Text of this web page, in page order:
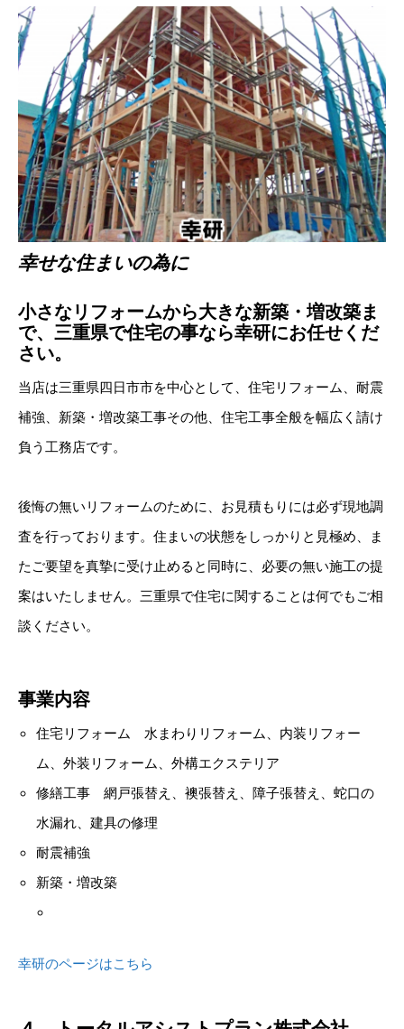
幸せな住まいの為に
小さなリフォームから大きな新築・増改築ま
で、三重県で住宅の事なら幸研にお任せくだ
さい。
当店は三重県四日市市を中心として、住宅リフォーム、耐震
補強、新築・増改築工事その他、住宅工事全般を幅広く請け
負う工務店です。
後悔の無いリフォームのために、お見積もりには必ず現地調
査を行っております。住まいの状態をしっかりと見極め、ま
たご要望を真摯に受け止めると同時に、必要の無い施工の提
案はいたしません。三重県で住宅に関することは何でもご相
談ください。
事業内容
住宅リフォーム 水まわりリフォーム、内装リフォー
ム、外装リフォーム、外構エクステリア
修繕工事 網戸張替え、襖張替え、障子張替え、蛇口の
水漏れ、建具の修理
耐震補強
新築・増改築
幸研のページはこちら